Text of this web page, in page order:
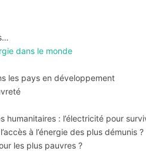
dans le monde
les pays en développement
humanitaires : l’électricité pour
à l’énergie des plus démunis ?
les plus pauvres ?